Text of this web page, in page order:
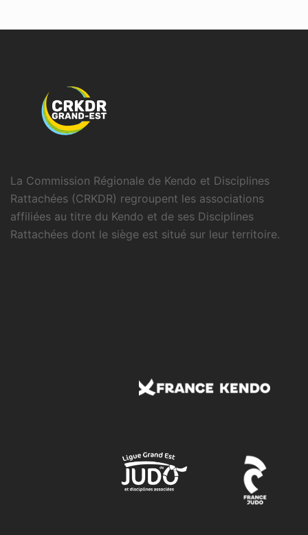
La Commission Régionale de Kendo et Disciplines
Rattachées (CRKDR) regroupent les associations
affiliées au titre du Kendo et de ses Disciplines
Rattachées dont le siège est situé sur leur territoire.